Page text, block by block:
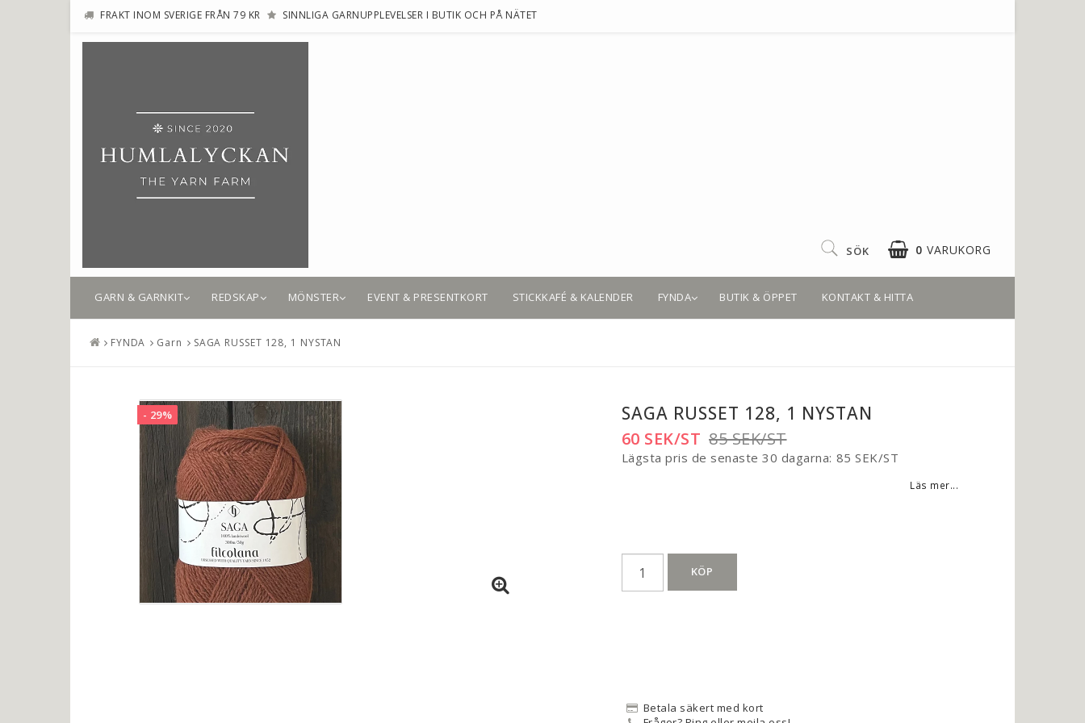
FRAKT INOM SVERIGE FRÅN 79 KR SINNLIGA GARNUPPLEVELSER I BUTIK OCH PÅ NÄTET
0 VARUKORG
SÖK
GARN & GARNKIT REDSKAP MÖNSTER EVENT & PRESENTKORT STICKKAFÉ & KALENDER FYNDA BUTIK & ÖPPET KONTAKT & HITTA
FYNDA Garn SAGA RUSSET 128, 1 NYSTAN
- 29% SAGA RUSSET 128, 1 NYSTAN
85 SEK/ST
60 SEK/ST
Lägsta pris de senaste 30 dagarna 85 SEK/ST
Läs mer...
KÖP
Betala säkert med kort